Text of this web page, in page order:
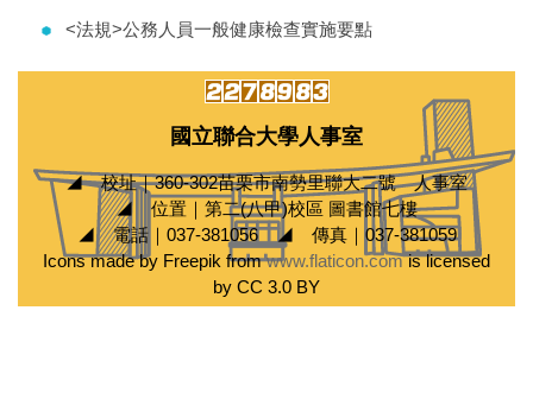
<法規>公務人員一般健康檢查實施要點
國立聯合大學人事室
◢ 校址｜360-302苗栗市南勢里聯大二號 人事室
◢ 位置｜第二(八甲)校區 圖書館七樓
◢ 電話｜037-381056 ◢ 傳真｜037-381059
Icons made by Freepik fromwww.flaticon.comis licensed
by CC 3.0 BY